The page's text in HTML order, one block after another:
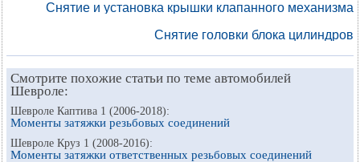
Снятие и установка крышки клапанного механизма
Снятие головки блока цилиндров
Смотрите похожие статьи по теме автомобилей
Шевроле:
Шевроле Каптива 1 (2006-2018):
Моменты затяжки резьбовых соединений
Шевроле Круз 1 (2008-2016):
Моменты затяжки ответственных резьбовых соединений